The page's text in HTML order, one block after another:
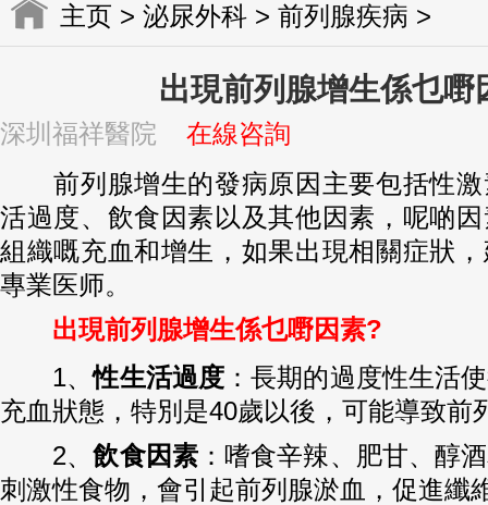
主页 > 泌尿外科 > 前列腺疾病 >
出現前列腺增生係乜嘢
深圳福祥醫院
在線咨詢
前列腺增生的發病原因主要包括性激
活過度、飲食因素以及其他因素，呢啲
組織嘅充血和增生，如果出現相關症狀
專業医师。
出現前列腺增生係乜嘢因素?
1、性生活過度 ：長期的過度性生活
充血狀態，特別是40歲以後，可能導致前
2、飲食因素：嗜食辛辣、肥甘、醇
刺激性食物，會引起前列腺淤血，促進纖